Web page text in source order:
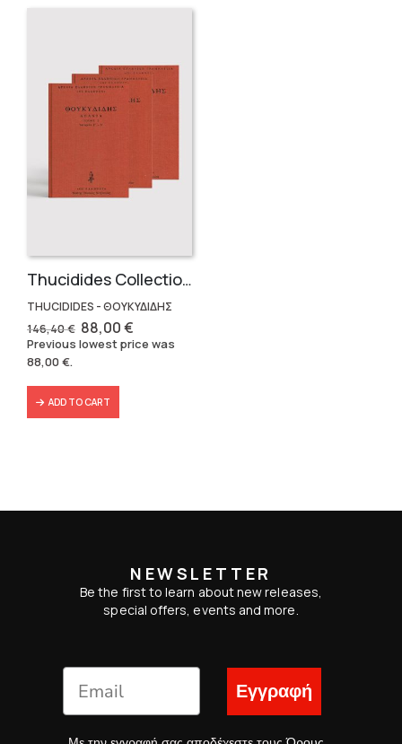
Thucidides Collection – Hardbound Edition (4 volumes)
THUCIDIDES - ΘΟΥΚΥΔΙΔΗΣ
146,40€ Original
price
was:
88,00€Current
price
is:
Previous lowest price was
88,00€.
ADD TO CART
NEWSLETTER
Be the first to learn about new releases,
special offers, events and more.
Εγγραφή